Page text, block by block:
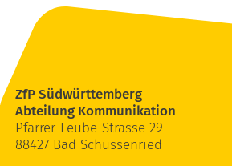
ZfP Südwürttemberg
Abteilung Kommunikation
Pfarrer-Leube-Strasse 29
88427 Bad Schussenried